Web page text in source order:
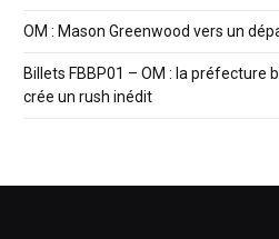
OM : Mason Greenwood vers un
Billets FBBP01 – OM : la préfecture
crée un rush inédit